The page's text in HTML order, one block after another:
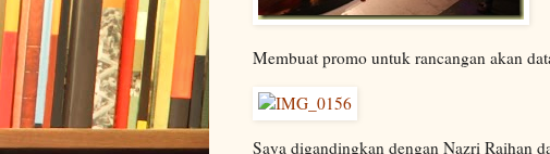
Membuat promo untuk rancangan akan
Saya digandingkan dengan Nazri Raihan